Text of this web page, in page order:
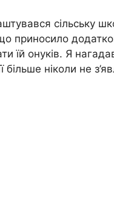
сільську
приносило
їй онуків. Я
більше ніколи не